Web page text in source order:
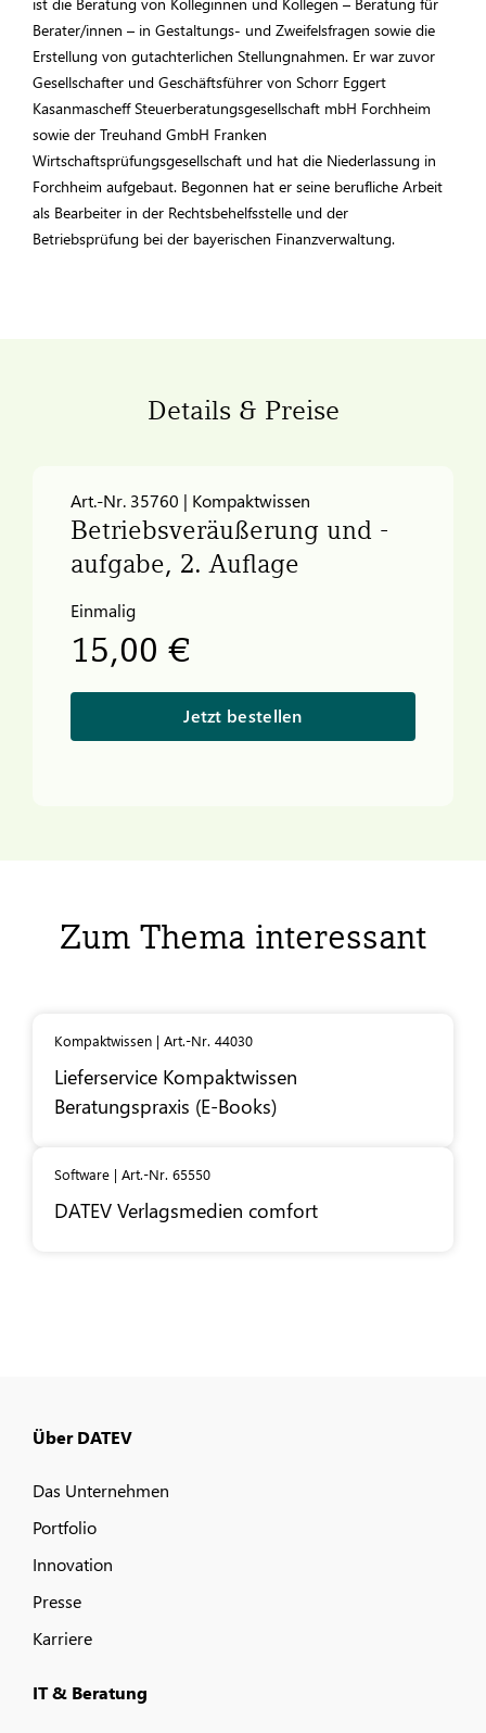
Berater/innen – in Gestaltungs- und Zweifelsfragen sowie die
Erstellung von gutachterlichen Stellungnahmen. Er war zuvor
Gesellschafter und Geschäftsführer von Schorr Eggert
Kasanmascheff Steuerberatungsgesellschaft mbH Forchheim
sowie der Treuhand GmbH Franken
Wirtschaftsprüfungsgesellschaft und hat die Niederlassung in
Forchheim aufgebaut. Begonnen hat er seine berufliche Arbeit
als Bearbeiter in der Rechtsbehelfsstelle und der
Betriebsprüfung bei der bayerischen Finanzverwaltung.
Details & Preise
Art.-Nr. 35760 | Kompaktwissen
Betriebsveräußerung und -
aufgabe, 2. Auflage
Einmalig
15,00 €
Jetzt bestellen
Zum Thema interessant
Kompaktwissen | Art.-Nr. 44030
Lieferservice Kompaktwissen
Beratungspraxis (E-Books)
Software | Art.-Nr. 65550
DATEV Verlagsmedien comfort
Über DATEV
Das Unternehmen
Portfolio
Innovation
Presse
Karriere
IT & Beratung